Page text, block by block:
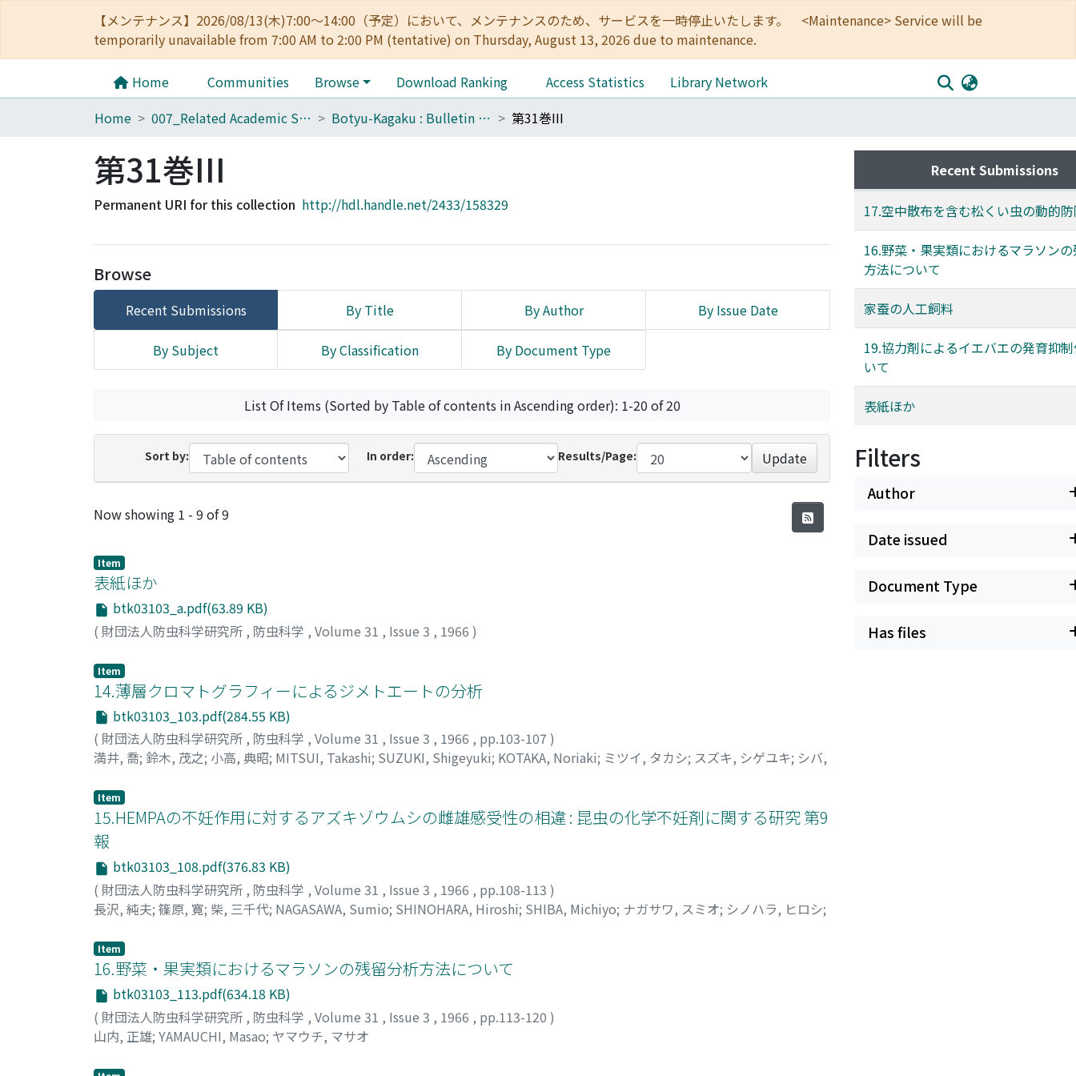
【メンテナンス】2026/08/13(木)7:00～14:00（予定）において、メンテナンスのため、サービスを一時停止いたします。 <Maintenance> Service will be
temporarily unavailable from 7:00 AM to 2:00 PM (tentative) on Thursday, August 13, 2026 due to maintenance.
Home Communities Browse Download Ranking Access Statistics
Library Network
Home
007_Related Academic Societies Botyu-Kagaku : Bulletin of the Institute of Insect Control : Scientific insect control : Scientific pest control 第31巻III
第31巻III
Permanent URI for this collection http://hdl.handle.net/2433/158329
Browse
Recent Submissions By Title By Author By Issue Date
By Subject By Classification By Document Type
List Of Items (Sorted by Table of contents in Ascending order): 1-20 of 20
Sort by: In order: Results/Page: Update
Recent Submissions
Now showing 1 - 9 of 9
Item
表紙ほか
btk03103_a.pdf(63.89 KB)
( 財団法人防虫科学研究所 , 防虫科学 , Volume 31 , Issue 3 , 1966 )
Item
14.薄層クロマトグラフィーによるジメトエートの分析
btk03103_103.pdf(284.55 KB)
( 財団法人防虫科学研究所 , 防虫科学 , Volume 31 , Issue 3 , 1966 , pp.103-107 )
満井, 喬; 鈴木, 茂之; 小高, 典昭; MITSUI, Takashi; SUZUKI, Shigeyuki; KOTAKA, Noriaki; ミツイ, タカシ; スズキ, シゲユキ; シバ,
Item
15.HEMPAの不妊作用に対するアズキゾウムシの雌雄感受性の相違 : 昆虫の化学不妊剤に関する研究 第9
報
btk03103_108.pdf(376.83 KB)
( 財団法人防虫科学研究所 , 防虫科学 , Volume 31 , Issue 3 , 1966 , pp.108-113 )
長沢, 純夫; 篠原, 寛; 柴, 三千代; NAGASAWA, Sumio; SHINOHARA, Hiroshi; SHIBA, Michiyo; ナガサワ, スミオ; シノハラ, ヒロシ;
Item
16.野菜・果実類におけるマラソンの残留分析方法について
btk03103_113.pdf(634.18 KB)
( 財団法人防虫科学研究所 , 防虫科学 , Volume 31 , Issue 3 , 1966 , pp.113-120 )
山内, 正雄; YAMAUCHI, Masao; ヤマウチ, マサオ
Recent Submissions
17.空中散布を含む松くい虫の動的
16.野菜・果実類におけるマラソン
方法について
家蚕の人工飼料
19.協力剤によるイエバエの発育抑
いて
表紙ほか
Filters
Author
Date issued
Document Type
Has files